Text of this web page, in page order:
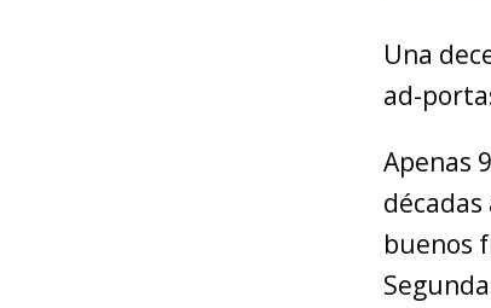
Una
ad-
Apenas
buenos